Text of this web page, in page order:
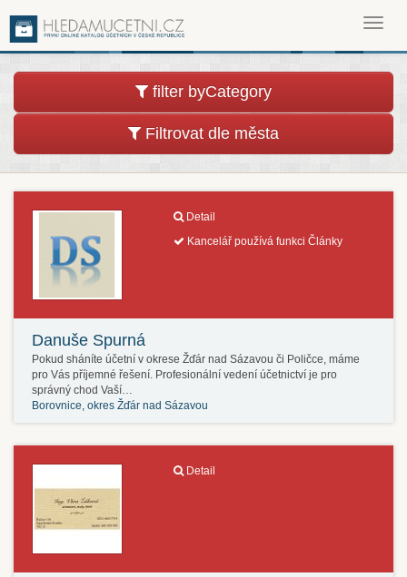
filter byCategory
Filtrovat dle města
Detail
Kancelář používá funkci Články
Danuše Spurná
Pokud sháníte účetní v okrese Žďár nad Sázavou či Poličce, máme
pro Vás příjemné řešení. Profesionální vedení účetnictví je pro
správný chod Vaší…
Borovnice, okres Žďár nad Sázavou
Detail